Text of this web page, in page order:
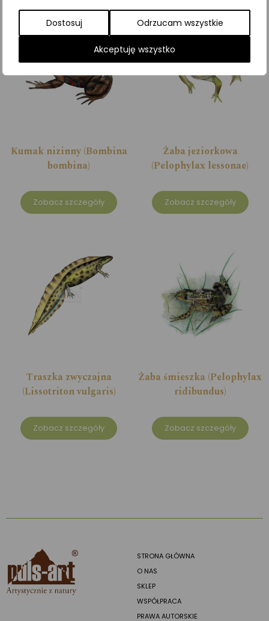
Dostosuj Odrzucam wszystkie
Akceptuję wszystko
Kumak nizinny (Bombina
bombina)
Zobacz szczegóły
Żaba jeziorkowa
(Pelophylax lessonae)
Zobacz szczegóły
Traszka zwyczajna
(Lissotriton vulgaris)
Zobacz szczegóły
Żaba śmieszka (Pelophylax
ridibundus)
Zobacz szczegóły
STRONA GŁÓWNA
O NAS
SKLEP
WSPÓŁPRACA
PRAWA AUTORSKIE